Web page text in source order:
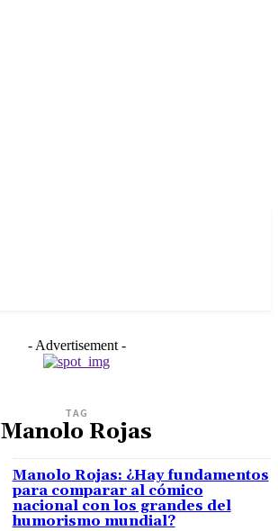
- Advertisement -
TAG
Manolo Rojas
Manolo Rojas: ¿Hay fundamentos
para comparar al cómico
nacional con los grandes del
humorismo mundial?